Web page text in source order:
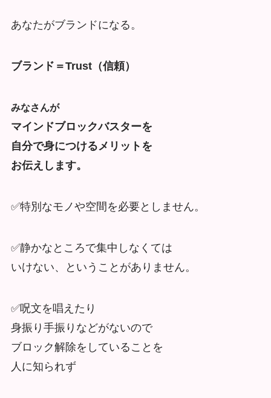
あなたがブランドになる。
ブランド＝Trust（信頼）
みなさんが
マインドブロックバスターを
自分で身につけるメリットを
お伝えします。
✅特別なモノや空間を必要としません。
✅静かなところで集中しなくては
いけない、ということがありません。
✅呪文を唱えたり
身振り手振りなどがないので
ブロック解除をしていることを
人に知られず